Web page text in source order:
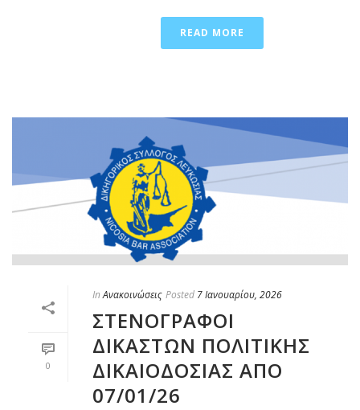
READ MORE
0
In Ανακοινώσεις Posted 7 Ιανουαρίου, 2026
ΣΤΕΝΟΓΡΑΦΟΙ
ΔΙΚΑΣΤΩΝ ΠΟΛΙΤΙΚΗΣ
ΔΙΚΑΙΟΔΟΣΙΑΣ ΑΠΟ
07/01/26